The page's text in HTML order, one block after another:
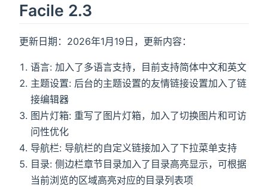
Facile 2.3
更新日期：2026年1月19日，更新内容：
语言: 加入了多语言支持，目前支持简体中文和英文
主题设置: 后台的主题设置的友情链接设置加入了链
接编辑器
图片灯箱: 重写了图片灯箱，加入了切换图片和可访
问性优化
导航栏: 导航栏的自定义链接加入了下拉菜单支持
目录: 侧边栏章节目录加入了目录高亮显示，可根据
当前浏览的区域高亮对应的目录列表项